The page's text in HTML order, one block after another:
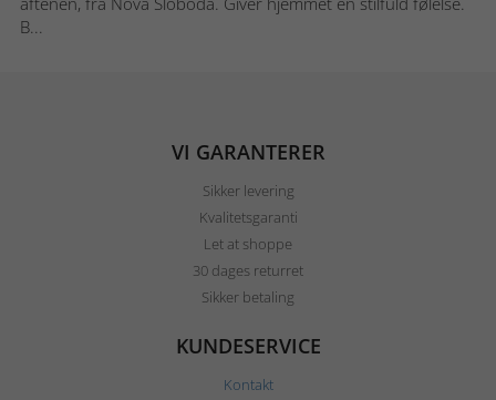
B...
VI GARANTERER
Sikker levering
Kvalitetsgaranti
Let at shoppe
30 dages returret
Sikker betaling
KUNDESERVICE
Kontakt